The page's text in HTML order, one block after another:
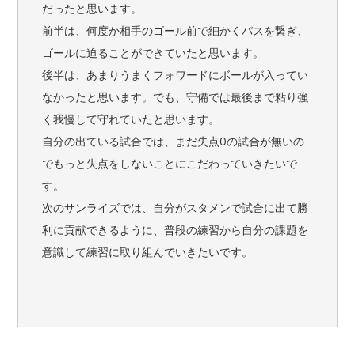
だったと思います。
前半は、何度か相手のゴール前で細かくパスを繋ぎ、
ゴールに迫ることができていたと思います。
後半は、あまりうまくフォワードにボールが入ってい
なかったと思います。でも、守備では最後まで粘り強
く我慢して守れていたと思います。
自分の出ている試合では、まだ失点0の試合が無いの
でもっと失点をしないことにこだわっていきたいで
す。
次のサンライズでは、自分がスタメンで試合に出て勝
利に貢献できるように、普段の練習から自分の課題を
意識して練習に取り組んでいきたいです。